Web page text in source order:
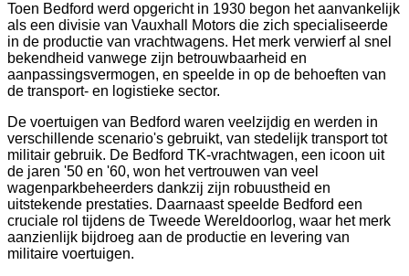
Toen Bedford werd opgericht in 1930 begon het aanvankelijk
als een divisie van Vauxhall Motors die zich specialiseerde
in de productie van vrachtwagens. Het merk verwierf al snel
bekendheid vanwege zijn betrouwbaarheid en
aanpassingsvermogen, en speelde in op de behoeften van
de transport- en logistieke sector.
De voertuigen van Bedford waren veelzijdig en werden in
verschillende scenario's gebruikt, van stedelijk transport tot
militair gebruik. De Bedford TK-vrachtwagen, een icoon uit
de jaren '50 en '60, won het vertrouwen van veel
wagenparkbeheerders dankzij zijn robuustheid en
uitstekende prestaties. Daarnaast speelde Bedford een
cruciale rol tijdens de Tweede Wereldoorlog, waar het merk
aanzienlijk bijdroeg aan de productie en levering van
militaire voertuigen.